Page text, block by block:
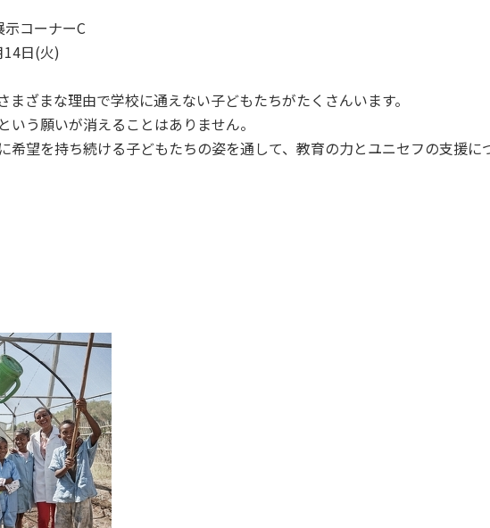
コーナーC
14日(火)
ざまな理由で学校に通えない子どもたちがたくさんいます。
う願いが消えることはありません。
希望を持ち続ける子どもたちの姿を通して、教育の力とユニセフの支援に